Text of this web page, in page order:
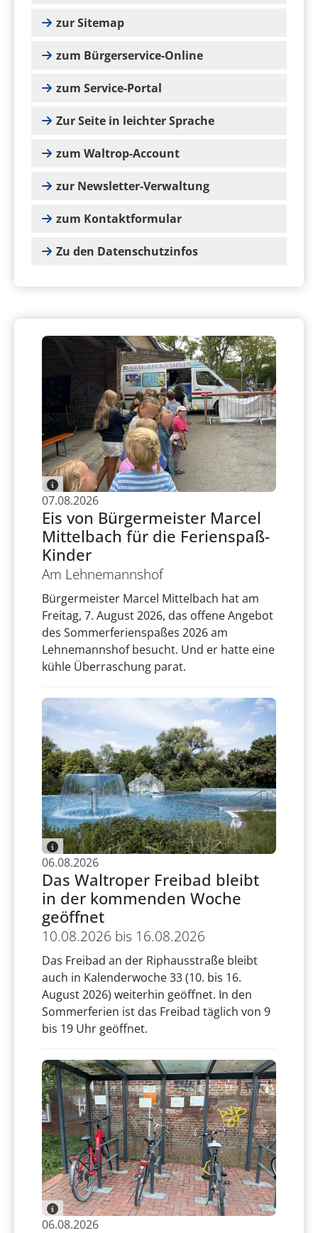
zur Sitemap
zum Bürgerservice-Online
zum Service-Portal
Zur Seite in leichter Sprache
zum Waltrop-Account
zur Newsletter-Verwaltung
zum Kontaktformular
Zu den Datenschutzinfos
07.08.2026
Eis von Bürgermeister Marcel
Mittelbach für die Ferienspaß-
Kinder
Am Lehnemannshof
Bürgermeister Marcel Mittelbach hat am
Freitag, 7. August 2026, das offene Angebot
des Sommerferienspaßes 2026 am
Lehnemannshof besucht. Und er hatte eine
kühle Überraschung parat.
06.08.2026
Das Waltroper Freibad bleibt
in der kommenden Woche
geöffnet
10.08.2026 bis 16.08.2026
Das Freibad an der Riphausstraße bleibt
auch in Kalenderwoche 33 (10. bis 16.
August 2026) weiterhin geöffnet. In den
Sommerferien ist das Freibad täglich von 9
bis 19 Uhr geöffnet.
06.08.2026